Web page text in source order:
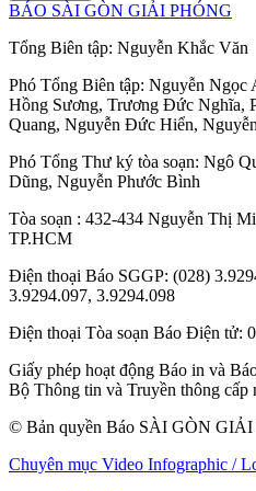
BÁO SÀI GÒN GIẢI PHÓNG
Tổng Biên tập: Nguyễn Khắc Văn
Phó Tổng Biên tập: Nguyễn Ngọc
Hồng Sương, Trương Đức Nghĩa,
Quang, Nguyễn Đức Hiển,
Phó Tổng Thư ký tòa soạn: Ngô
Dũng, Nguyễn Phước Bình
Tòa soạn : 432-434 Nguyễn Thị
TP.HCM
Điện thoại Báo SGGP: (028)
3.9294.097, 3.9294.098
Điện thoại Tòa soạn Báo Điện tử:
Giấy phép hoạt động Báo in và
Bộ Thông tin và Truyền thông cấp
© Bản quyền Báo SÀI GÒN GIẢI
Chuyên mục Video Infographic /